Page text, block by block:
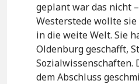
geplant war das nicht
Westerstede wollte
in die weite Welt. Sie
Oldenburg geschafft,
Sozialwissenschaften.
dem Abschluss